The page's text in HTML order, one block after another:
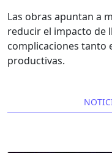
Las obras apuntan a
reducir el impacto de
complicaciones tanto
productivas.